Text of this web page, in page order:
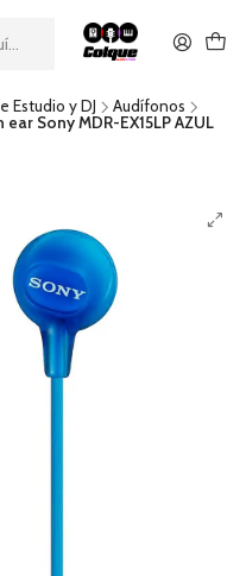
con transferencia bancaria
descuento no es
a gastos de envío.
Estudio y DJ
Audífonos
Sony MDR-EX15LP AZUL